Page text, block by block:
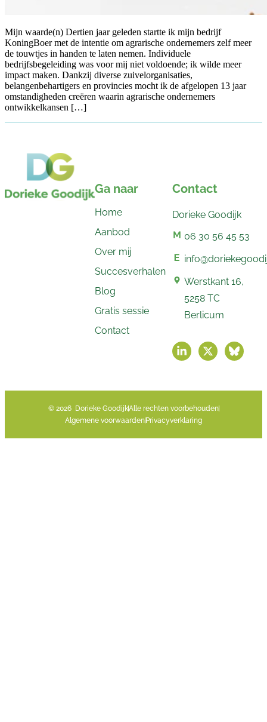
Mijn waarde(n) Dertien jaar geleden startte ik mijn bedrijf
KoningBoer met de intentie om agrarische ondernemers zelf meer
de touwtjes in handen te laten nemen. Individuele
bedrijfsbegeleiding was voor mij niet voldoende; ik wilde meer
impact maken. Dankzij diverse zuivelorganisaties,
belangenbehartigers en provincies mocht ik de afgelopen 13 jaar
omstandigheden creëren waarin agrarische ondernemers
ontwikkelkansen […]
Ga naar
Home
Aanbod
Over mij
Succesverhalen
Blog
Gratis sessie
Contact
Contact
Dorieke Goodijk
06 30 56 45 53
Werstkant 16,
5258 TC
Berlicum
© 2026 Dorieke GoodijkAlle rechten voorbehouden
Algemene voorwaardenPrivacyverklaring